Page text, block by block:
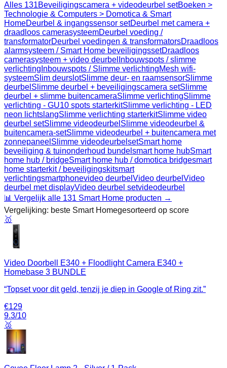
Alles 131Beveiligingscamera + videodeurbel setBoeken >
Technologie & Computers > Domotica & Smart
HomeDeurbel & ingangssensor setDeurbel met camera +
draadloos camerasysteemDeurbel voeding /
transformatorDeurbel voedingen & transformatorsDraadloos
alarmsysteem / Smart Home beveiligingssetDraadloos
camerasysteem + video deurbel Inbouwspots / slimme
verlichting Inbouwspots / Slimme verlichtingMesh wifi-
systeemSlim deurslotSlimme deur- en raamsensorSlimme
deurbel Slimme deurbel + beveiligingscamera setSlimme
deurbel + slimme buitencameraSlimme verlichtingSlimme
verlichting - GU10 spots starterkitSlimme verlichting - LED
neon lichtslangSlimme verlichting starterkitSlimme video
deurbel setSlimme videodeurbel Slimme videodeurbel &
buitencamera-setSlimme videodeurbel + buitencamera met
zonnepaneel Slimme videodeurbelsetSmart home
beveiliging & tuinonderhoud bundel smart home hubSmart
home hub / bridgeSmart home hub / domotica bridgesmart
home starterkit / beveiligingskitsmart
verlichtingsmartphonevideo deurbel Video deurbel Video
deurbel met displayVideo deurbel setvideodeurbel
📊 Vergelijk alle 131 Smart Home producten →
Vergelijking: beste Smart Homegesorteerd op score
🥇
Video Doorbell E340 + Floodlight Camera E340 +
Homebase 3 BUNDLE
“Topset voor dit geld, tenzij je diep in Google of Ring zit.”
€129
9.3/10
🥈